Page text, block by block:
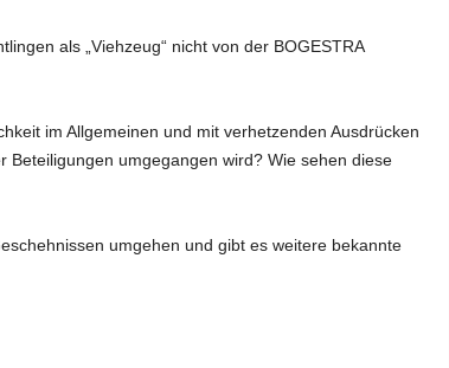
als „Viehzeug“ nicht von der BOGESTRA
im Allgemeinen und mit verhetzenden Ausdrücken
Beteiligungen umgegangen wird? Wie sehen diese
umgehen und gibt es weitere bekannte